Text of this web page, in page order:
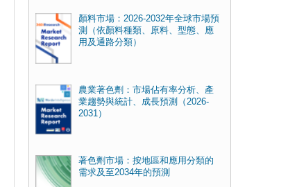
顏料市場：2026-2032年全球市場預
測（依顏料種類、原料、型態、應
用及通路分類）
農業著色劑：市場佔有率分析、產
業趨勢與統計、成長預測（2026-
2031）
著色劑市場：按地區和應用分類的
需求及至2034年的預測